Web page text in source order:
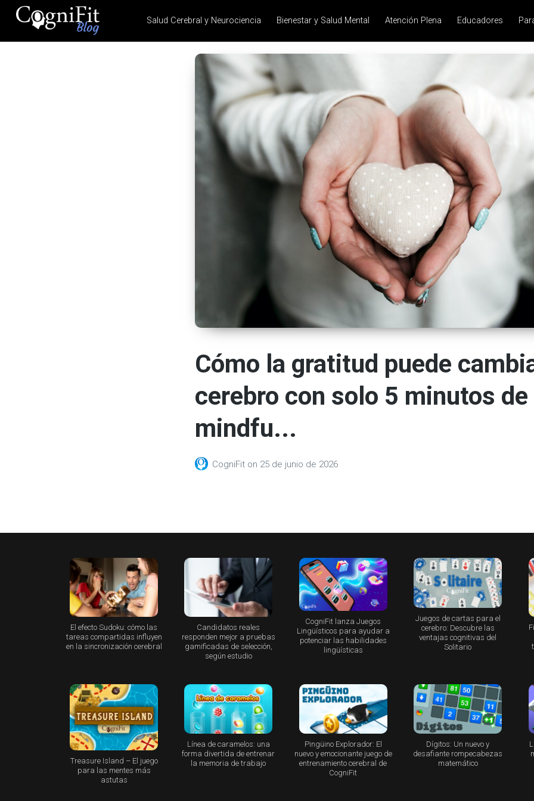
CogniFit
Salud Cerebral y Neurociencia Bienestar y Salud Mental Atención Plena Educadores
Cómo la gratitud puede
cerebro con solo 5 minutos de
mindfu...
CogniFit on 25 de junio de 2026
El efecto Sudoku: cómo las
tareas compartidas influyen
en la sincronización cerebral
Candidatos reales
responden mejor a pruebas
gamificadas de selección,
según estudio
CogniFit lanza Juegos
Lingüísticos para ayudar a
potenciar las habilidades
lingüísticas
Juegos de cartas para el
cerebro: Descubre las
ventajas cognitivas del
Solitario
Treasure Island – El juego
para las mentes más
astutas
Línea de caramelos: una
forma divertida de entrenar
la memoria de trabajo
Pingüino Explorador: El
nuevo y emocionante juego de
entrenamiento cerebral de
CogniFit
Dígitos: Un nuevo y
desafiante rompecabezas
matemático